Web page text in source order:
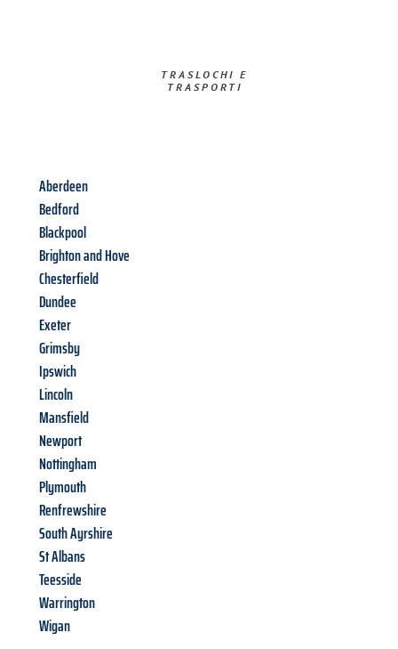
TRASLOCHI E
TRASPORTI​
Aberdeen
Bedford
Blackpool
Brighton and Hove
Chesterfield
Dundee
Exeter
Grimsby
Ipswich
Lincoln
Mansfield
Newport
Nottingham
Plymouth
Renfrewshire
South Ayrshire
St Albans
Teesside
Warrington
Wigan